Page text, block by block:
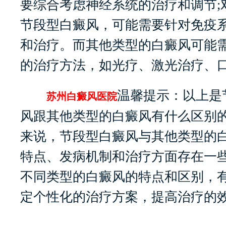
要综合考虑神经系统的治疗和调节;
节段型白癜风，可能需要针对免疫
和治疗。而其他类型的白癜风可能
的治疗方法，如光疗、激光治疗、
苏州白癜风医院温馨提示：以上
风跟其他类型的白癜风有什么区别
来说，节段型白癜风与其他类型的
特点、发病机制和治疗方面存在一
不同类型的白癜风的特点和区别，
定个性化的治疗方案，提高治疗的